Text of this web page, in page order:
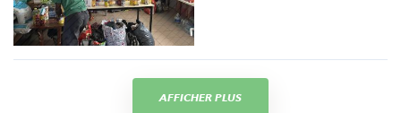
AFFICHER PLUS